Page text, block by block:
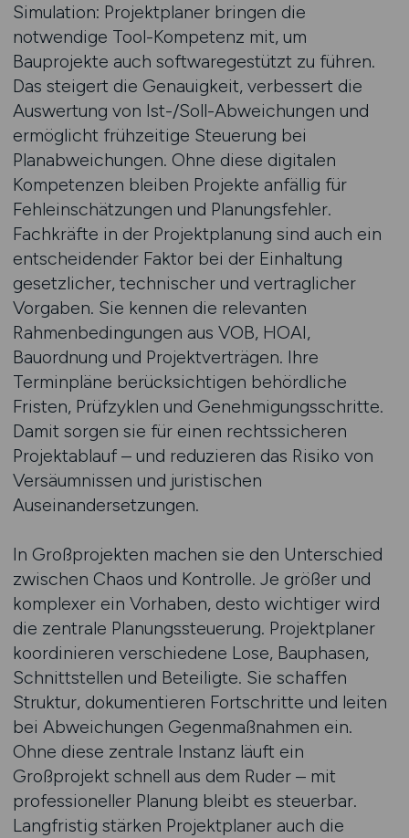
Simulation: Projektplaner bringen die
notwendige Tool-Kompetenz mit, um
Bauprojekte auch softwaregestützt zu führen.
Das steigert die Genauigkeit, verbessert die
Auswertung von Ist-/Soll-Abweichungen und
ermöglicht frühzeitige Steuerung bei
Planabweichungen. Ohne diese digitalen
Kompetenzen bleiben Projekte anfällig für
Fehleinschätzungen und Planungsfehler.
Fachkräfte in der Projektplanung sind auch ein
entscheidender Faktor bei der Einhaltung
gesetzlicher, technischer und vertraglicher
Vorgaben. Sie kennen die relevanten
Rahmenbedingungen aus VOB, HOAI,
Bauordnung und Projektverträgen. Ihre
Terminpläne berücksichtigen behördliche
Fristen, Prüfzyklen und Genehmigungsschritte.
Damit sorgen sie für einen rechtssicheren
Projektablauf – und reduzieren das Risiko von
Versäumnissen und juristischen
Auseinandersetzungen.
In Großprojekten machen sie den Unterschied
zwischen Chaos und Kontrolle. Je größer und
komplexer ein Vorhaben, desto wichtiger wird
die zentrale Planungssteuerung. Projektplaner
koordinieren verschiedene Lose, Bauphasen,
Schnittstellen und Beteiligte. Sie schaffen
Struktur, dokumentieren Fortschritte und leiten
bei Abweichungen Gegenmaßnahmen ein.
Ohne diese zentrale Instanz läuft ein
Großprojekt schnell aus dem Ruder – mit
professioneller Planung bleibt es steuerbar.
Langfristig stärken Projektplaner auch die